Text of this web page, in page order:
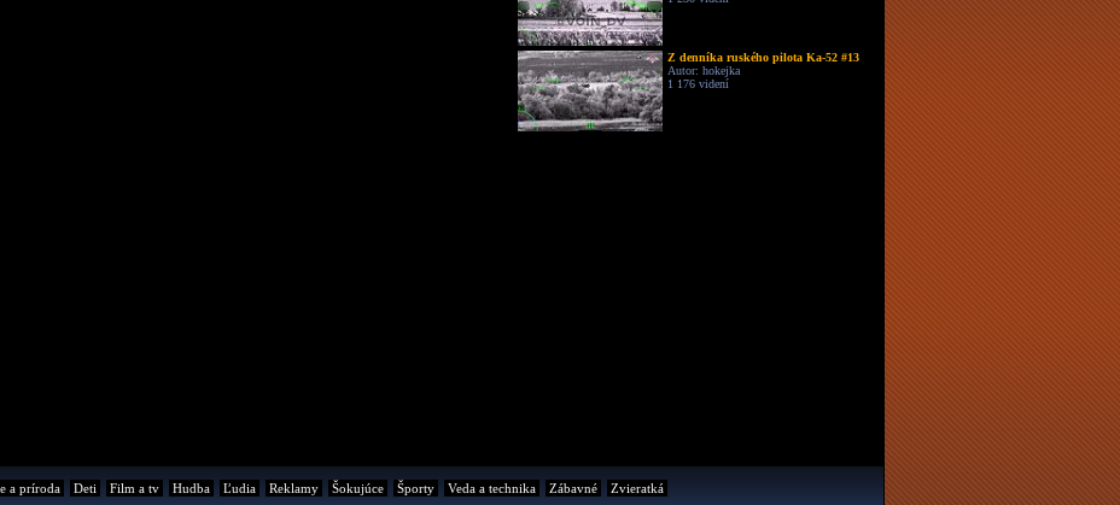
Z denníka ruského pilota Ka-52 #13
Autor: hokejka
1 176 videní
a príroda Deti Film a tv Hudba Ľudia Reklamy Šokujúce Športy Veda a technika Zábavné Zvieratká